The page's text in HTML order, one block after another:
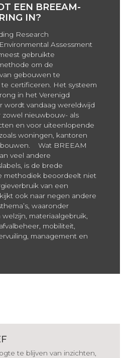
EEN BREEAM-
IN?
Research
Assessment
gebruikte
om de
gebouwen te
certificeren. Het systeem
in het Verenigd
wordt vandaag wereldwijd
nieuwbouw- als
en voor uiteenlopende
woningen, kantoren
Wat BREEAM
veel andere
is de brede
methodiek beoordeelt niet
van een
ook naar negen andere
waaronder
materiaalgebruik,
mobiliteit,
management en
te blijven van inzichten,